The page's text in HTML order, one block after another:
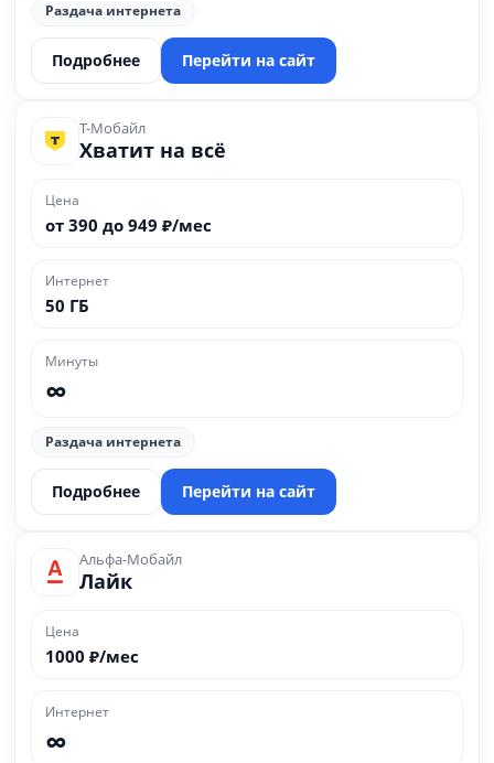
Раздача интернета
Подробнее Перейти на сайт
Т-Мобайл
Хватит на всё
Цена
от 390 до 949 ₽/мес
Интернет
50 ГБ
Минуты
∞
Раздача интернета
Подробнее Перейти на сайт
Альфа-Мобайл
Лайк
Цена
1000 ₽/мес
Интернет
∞